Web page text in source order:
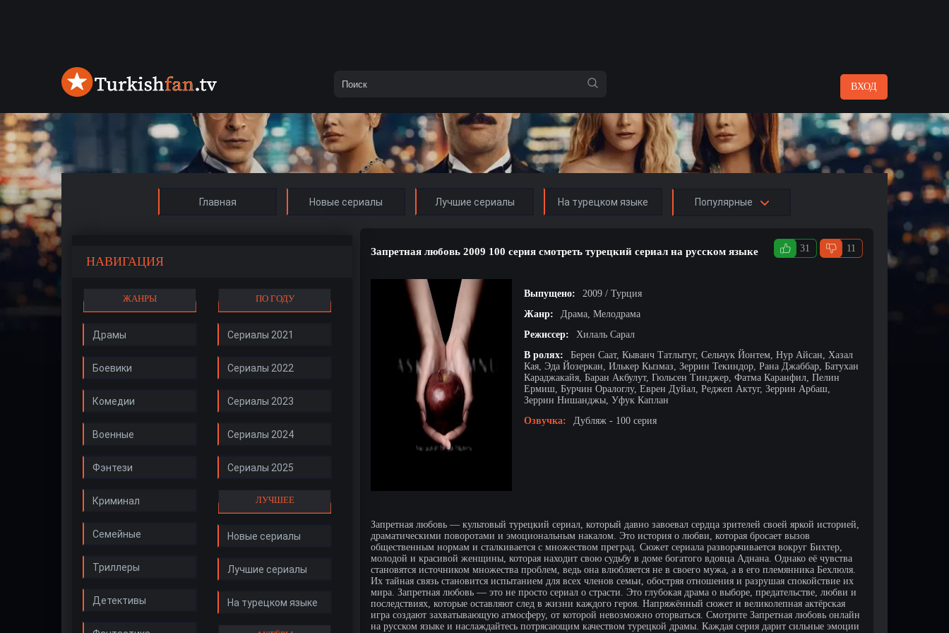
ВХОД
Главная Новые сериалы Лучшие сериалы На турецком языке Популярные
НАВИГАЦИЯ
ЖАНРЫ
Драмы
Боевики
Комедии
Военные
Фэнтези
Криминал
Семейные
Триллеры
Детективы
ПО ГОДУ
Сериалы 2021
Сериалы 2022
Сериалы 2023
Сериалы 2024
Сериалы 2025
ЛУЧШЕЕ
Новые сериалы
Лучшие сериалы
На турецком языке
Запретная любовь 2009 100 серия смотреть турецкий сериал на русском языке 31 11
Выпущено:
2009 / Турция
Жанр:
Драма, Мелодрама
Режиссер:
Хилаль Сарал
В ролях:
Берен Саат, Кыванч Татлытуг, Сельчук Йонтем, Нур Айсан, Хазал
Кая, Эда Йозеркан, Илькер Кызмаз, Зеррин Текиндор, Рана Джаббар, Батухан
Караджакайя, Баран Акбулут, Гюльсен Тинджер, Фатма Каранфил, Пелин
Ермиш, Бурчин Оралоглу, Еврен Дуйал, Реджеп Актуг, Зеррин Арбаш,
Зеррин Нишанджы, Уфук Каплан
Озвучка:
Дубляж - 100 серия
Запретная любовь — культовый турецкий сериал, который давно завоевал сердца зрителей своей яркой историей,
драматическими поворотами и эмоциональным накалом. Это история о любви, которая бросает вызов
общественным нормам и сталкивается с множеством преград. Сюжет сериала разворачивается вокруг Бихтер,
молодой и красивой женщины, которая находит свою судьбу в доме богатого вдовца Аднана. Однако её чувства
становятся источником множества проблем, ведь она влюбляется не в своего мужа, а в его племянника Бехлюля.
Их тайная связь становится испытанием для всех членов семьи, обостряя отношения и разрушая спокойствие их
мира. Запретная любовь — это не просто сериал о страсти. Это глубокая драма о выборе, предательстве, любви и
последствиях, которые оставляют след в жизни каждого героя. Напряжённый сюжет и великолепная актёрская
игра создают захватывающую атмосферу, от которой невозможно оторваться. Смотрите Запретная любовь онлайн
на русском языке и наслаждайтесь потрясающим качеством турецкой драмы. Каждая серия дарит сильные эмоции